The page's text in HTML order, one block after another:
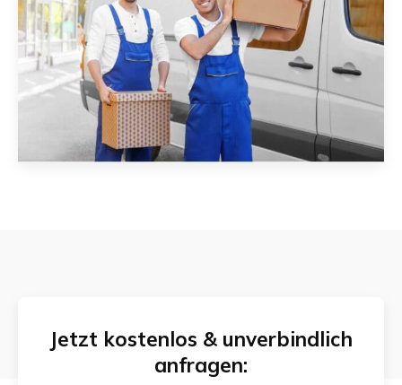
Jetzt kostenlos & unverbindlich
anfragen: